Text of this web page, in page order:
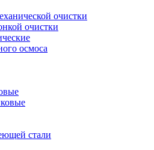
очистки
очистки
осмоса
стали